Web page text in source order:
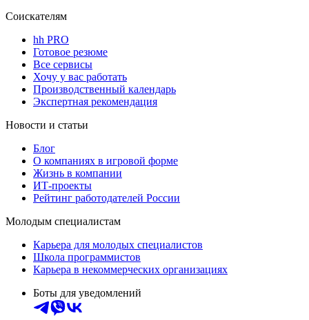
Соискателям
hh PRO
Готовое резюме
Все сервисы
Хочу у вас работать
Производственный календарь
Экспертная рекомендация
Новости и статьи
Блог
О компаниях в игровой форме
Жизнь в компании
ИТ-проекты
Рейтинг работодателей России
Молодым специалистам
Карьера для молодых специалистов
Школа программистов
Карьера в некоммерческих организациях
Боты для уведомлений